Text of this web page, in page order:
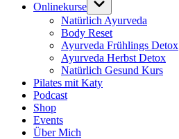
Onlinekurse
Natürlich Ayurveda
Body Reset
Ayurveda Frühlings Detox
Ayurveda Herbst Detox
Natürlich Gesund Kurs
Pilates mit Katy
Podcast
Shop
Events
Über Mich